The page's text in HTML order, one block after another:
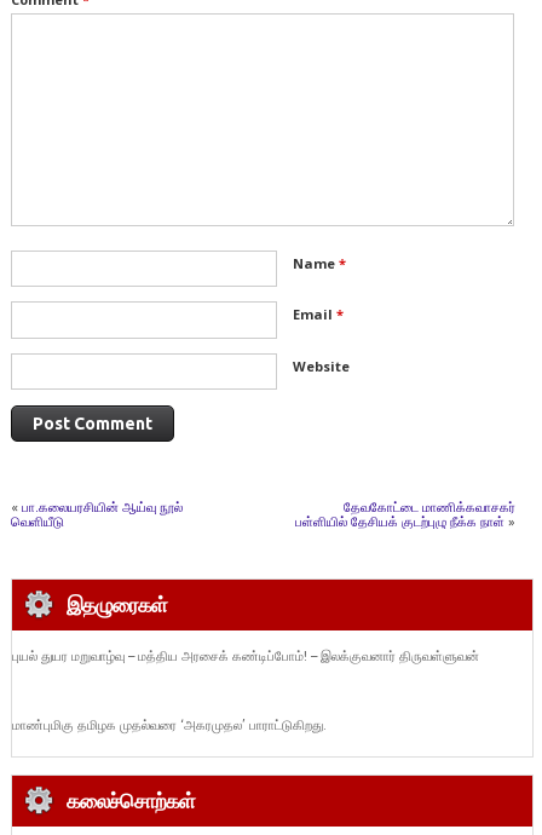
Name *
Email *
Website
« பா.கலையரசியின் ஆய்வு நூல்
வெளியீடு
தேவகோட்டை மாணிக்கவாசகர்
பள்ளியில் தேசியக் குடற்புழு நீக்க நாள் »
இதழுரைகள்
புயல் துயர மறுவாழ்வு – மத்திய அரசைக் கண்டிப்போம்! – இலக்குவனார் திருவள்ளுவன்
மாண்புமிகு தமிழக முதல்வரை ‘அகரமுதல’ பாராட்டுகிறது.
கலைச்சொற்கள்